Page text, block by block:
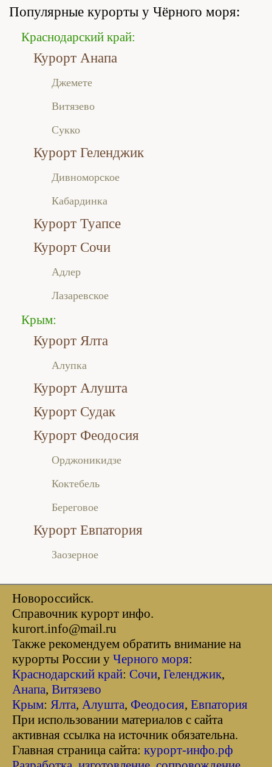
Популярные курорты у Чёрного моря:
Краснодарский край:
Курорт Анапа
Джемете
Витязево
Сукко
Курорт Геленджик
Дивноморское
Кабардинка
Курорт Туапсе
Курорт Сочи
Адлер
Лазаревское
Крым:
Курорт Ялта
Алупка
Курорт Алушта
Курорт Судак
Курорт Феодосия
Орджоникидзе
Коктебель
Береговое
Курорт Евпатория
Заозерное
Новороссийск.
Справочник курорт инфо.
kurort.info@mail.ru
Также рекомендуем обратить внимание на
курорты России у Черного моря:
Краснодарский край: Сочи, Геленджик,
Анапа, Витязево
Крым: Ялта, Алушта, Феодосия, Евпатория
При использовании материалов с сайта
активная ссылка на источник обязательна.
Главная страница сайта: курорт-инфо.рф